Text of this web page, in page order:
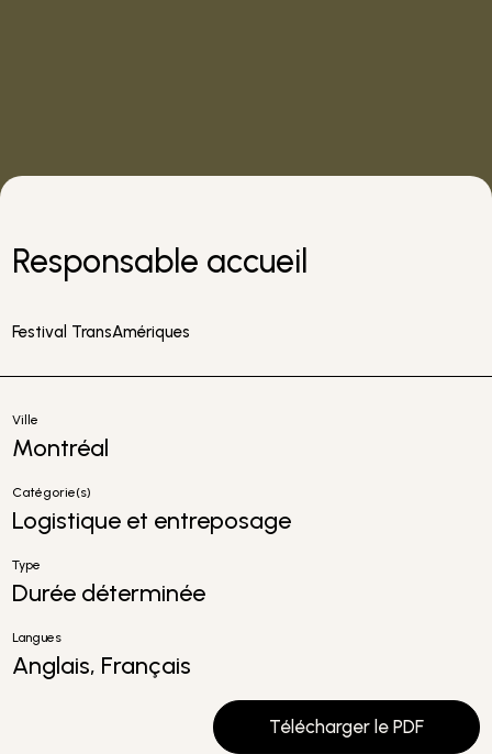
Responsable accueil
Festival TransAmériques
Ville
Montréal
Catégorie(s)
Logistique et entreposage
Type
Durée déterminée
Langues
Anglais, Français
Télécharger le PDF